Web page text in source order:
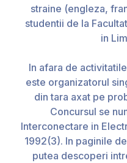
straine (engleza,
studentii de la
in
In afara de
este organizatorul
din tara axat pe
Concursul se
Interconectare in
1992(3). In paginile
putea descoperi